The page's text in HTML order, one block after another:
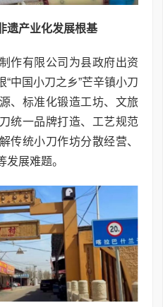
遗产业化发展根基
作有限公司为县政府出资
中国小刀之乡”芒辛镇小刀
、标准化锻造工坊、文旅
统一品牌打造、工艺规范
传统小刀作坊分散经营、
展难题。